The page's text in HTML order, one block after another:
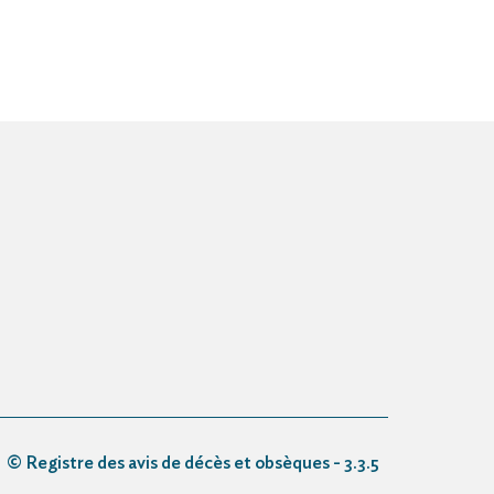
© Registre des avis de décès et obsèques - 3.3.5